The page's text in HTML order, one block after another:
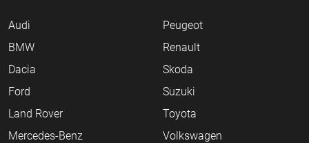
Audi
BMW
Dacia
Ford
Land Rover
Mercedes-Benz
Peugeot
Renault
Skoda
Suzuki
Toyota
Volkswagen